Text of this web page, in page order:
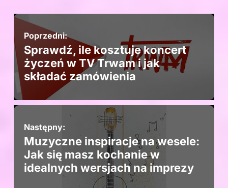
Poprzedni:
Sprawdź, ile kosztuje koncert
życzeń w TV Trwam i jak
składać zamówienia
Następny:
Muzyczne inspiracje na wesele:
Jak się masz kochanie w
idealnych wersjach na imprezy